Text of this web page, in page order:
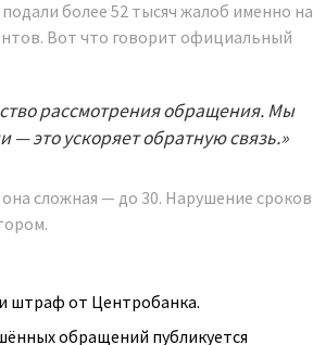
более 52 тысяч жалоб именно на
Вот что говорит официальный
рассмотрения обращения. Мы
— это ускоряет обратную связь.»
сложная — до 30. Нарушение сроков
штраф от Центробанка.
обращений публикуется